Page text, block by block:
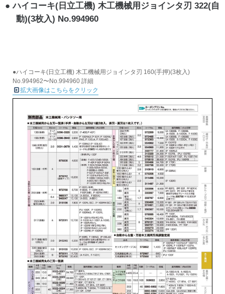
ハイコーキ(日立工機) 木工機械用ジョインタ刃 322(自
動)(3枚入) No.994960
●ハイコーキ(日立工機) 木工機械用ジョインタ刃 160(手押)(3枚入)
No.994962〜No.994960 詳細
拡大画像はこちらをクリック